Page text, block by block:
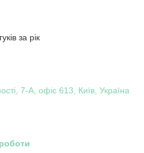
за рік
7-А, офіс 613, Київ, Україна